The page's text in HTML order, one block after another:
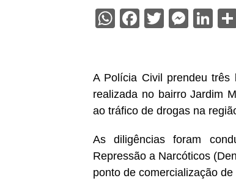
WhatsApp
Facebook
Twitter
A Polícia Civil prendeu três
realizada no bairro Jardim
ao tráfico de drogas na
As diligências foram
Repressão a Narcóticos
ponto de comercialização